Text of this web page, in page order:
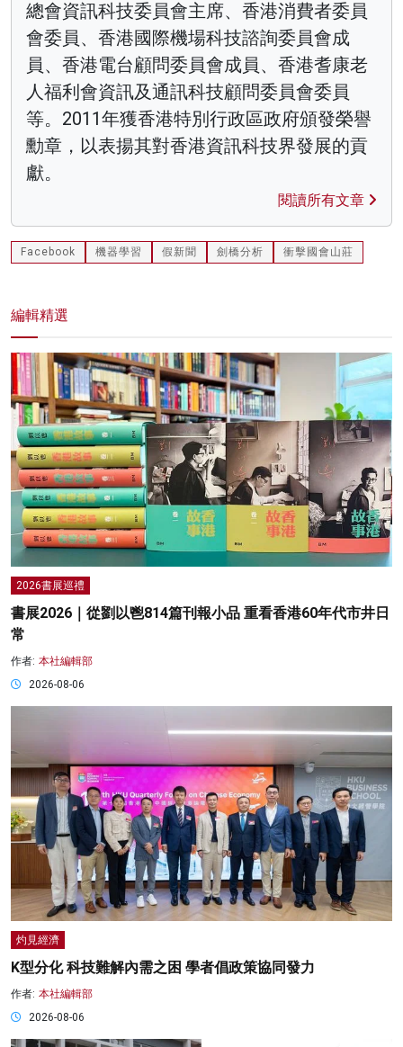
總會資訊科技委員會主席、香港消費者委員
會委員、香港國際機場科技諮詢委員會成
員、香港電台顧問委員會成員、香港耆康老
人福利會資訊及通訊科技顧問委員會委員
等。2011年獲香港特別行政區政府頒發榮譽
勳章，以表揚其對香港資訊科技界發展的貢
獻。
閱讀所有文章
Facebook 機器學習 假新聞 劍橋分析 衝擊國會山莊
編輯精選
2026書展巡禮
書展2026｜從劉以鬯814篇刊報小品 重看香港60年代市井日
常
作者: 本社編輯部
2026-08-06
灼見經濟
K型分化 科技難解內需之困 學者倡政策協同發力
作者: 本社編輯部
2026-08-06